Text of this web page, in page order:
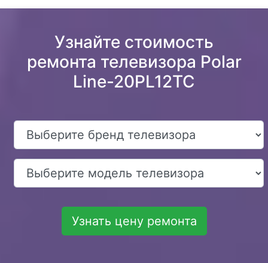
Узнайте стоимость
ремонта телевизора Polar
Line-20PL12TC
Узнать цену ремонта